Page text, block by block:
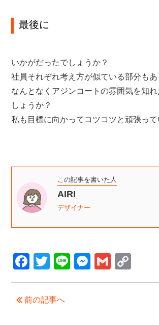
最後に
いかがだったでしょうか？
社員それぞれ考え方が似ている部分もあ
なんとなくアジンコートの雰囲気を知
しょうか？
私も目標に向かってコツコツと頑張って
この記事を書いた人
AIRI
デザイナー
F
a
c
T
wi
tt
Li
n
M
e
G
m o
前の記事へ